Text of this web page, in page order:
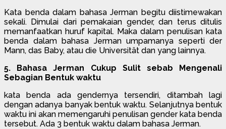
Kata benda dalam bahasa Jerman begitu diistimewakan
sekali. Dimulai dari pemakaian gender, dan terus ditulis
memanfaatkan huruf kapital. Maka dalam penulisan kata
benda dalam bahasa Jerman umpamanya seperti der
Mann, das Baby, atau die Universität dan yang lainnya.
5. Bahasa Jerman Cukup Sulit sebab Mengenali
Sebagian Bentuk waktu
kata benda ada gendernya tersendiri, ditambah lagi
dengan adanya banyak bentuk waktu. Selanjutnya bentuk
waktu ini akan memengaruhi penulisan gender kata benda
tersebut. Ada 3 bentuk waktu dalam bahasa Jerman.